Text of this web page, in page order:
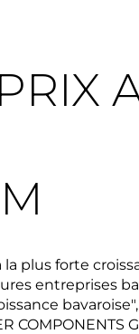
la plus forte
entreprises
COMPONENTS